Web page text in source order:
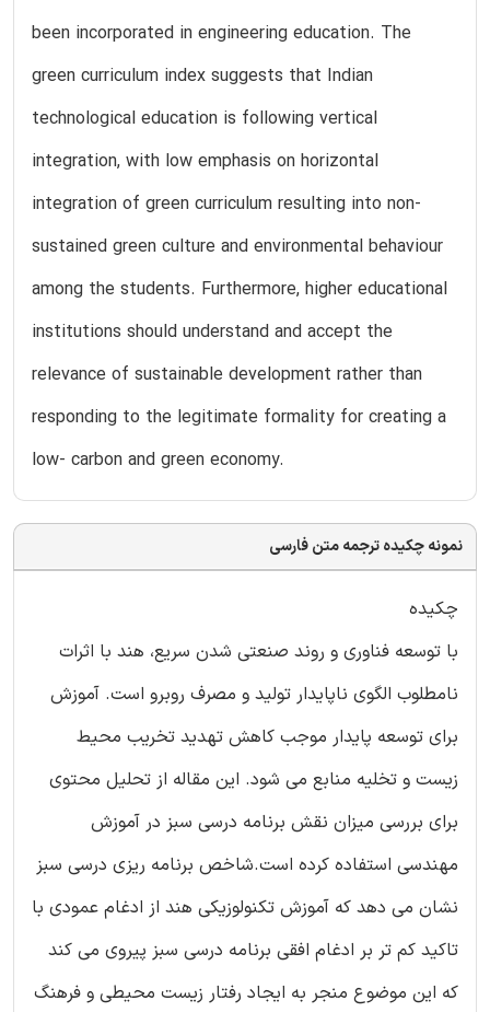
been incorporated in engineering education. The
green curriculum index suggests that Indian
technological education is following vertical
integration, with low emphasis on horizontal
integration of green curriculum resulting into non-
sustained green culture and environmental behaviour
among the students. Furthermore, higher educational
institutions should understand and accept the
relevance of sustainable development rather than
responding to the legitimate formality for creating a
low- carbon and green economy.
نمونه چکیده ترجمه متن فارسی
چکیده
با توسعه فناوری و روند صنعتی شدن سریع، هند با اثرات
نامطلوب الگوی ناپایدار تولید و مصرف روبرو است. آموزش
برای توسعه پایدار موجب کاهش تهدید تخریب محیط
زیست و تخلیه منابع می شود. این مقاله از تحلیل محتوی
برای بررسی میزان نقش برنامه درسی سبز در آموزش
مهندسی استفاده کرده است.شاخص برنامه ریزی درسی سبز
نشان می دهد که آموزش تکنولوزیکی هند از ادغام عمودی با
تاکید کم تر بر ادغام افقی برنامه درسی سبز پیروی می کند
که این موضوع منجر به ایجاد رفتار زیست محیطی و فرهنگ